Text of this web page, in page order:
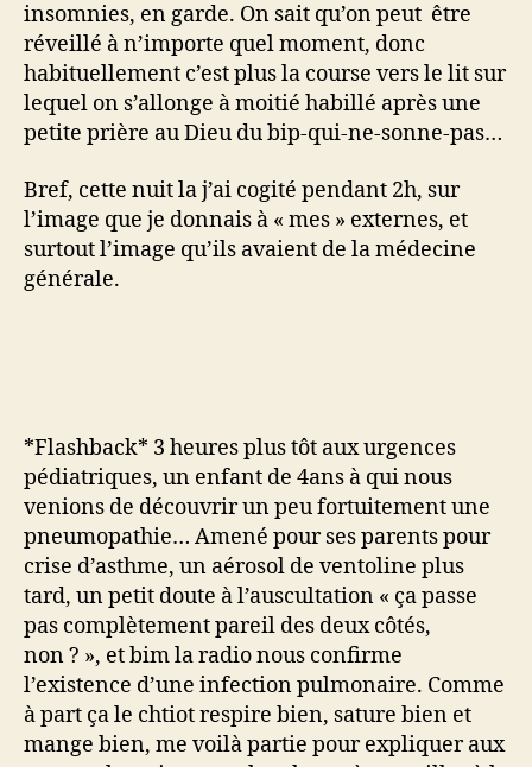
insomnies, en garde. On sait qu’on peut être
réveillé à n’importe quel moment, donc
habituellement c’est plus la course vers le lit sur
lequel on s’allonge à moitié habillé après une
petite prière au Dieu du bip-qui-ne-sonne-pas…
Bref, cette nuit la j’ai cogité pendant 2h, sur
l’image que je donnais à « mes » externes, et
surtout l’image qu’ils avaient de la médecine
générale.
*Flashback* 3 heures plus tôt aux urgences
pédiatriques, un enfant de 4ans à qui nous
venions de découvrir un peu fortuitement une
pneumopathie… Amené pour ses parents pour
crise d’asthme, un aérosol de ventoline plus
tard, un petit doute à l’auscultation « ça passe
pas complètement pareil des deux côtés,
non ? », et bim la radio nous confirme
l’existence d’une infection pulmonaire. Comme
à part ça le chtiot respire bien, sature bien et
mange bien, me voilà partie pour expliquer aux